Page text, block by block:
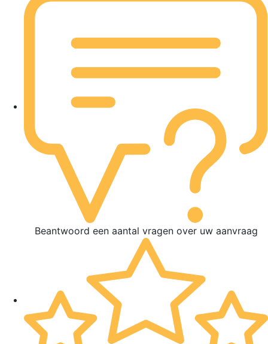
Beantwoord een aantal vragen over uw aanvraag